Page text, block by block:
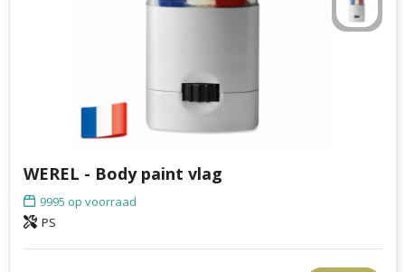
WEREL - Body paint vlag
9995 op voorraad
PS